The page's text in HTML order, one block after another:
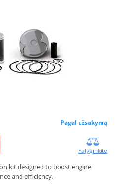
Pagal užsakymą
Palyginkite
kit designed to boost engine
and efficiency.